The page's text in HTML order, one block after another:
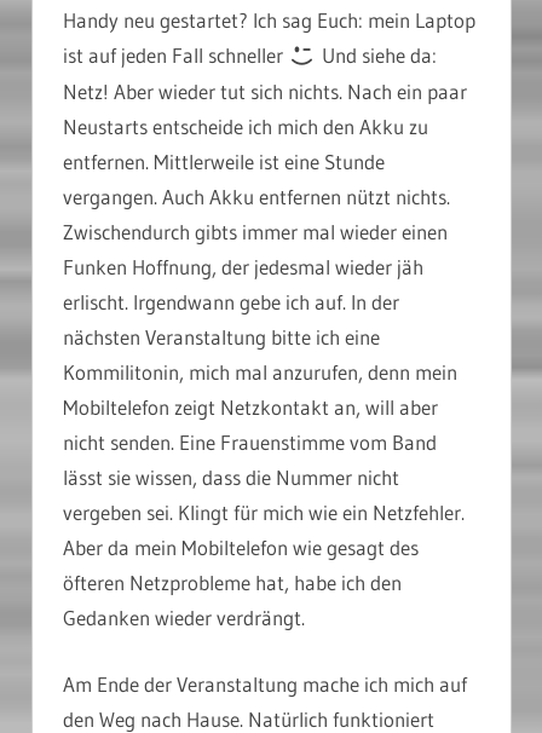
Handy neu gestartet? Ich sag Euch: mein Laptop
ist auf jeden Fall schneller
Und siehe da:
Netz! Aber wieder tut sich nichts. Nach ein paar
Neustarts entscheide ich mich den Akku zu
entfernen. Mittlerweile ist eine Stunde
vergangen. Auch Akku entfernen nützt nichts.
Zwischendurch gibts immer mal wieder einen
Funken Hoffnung, der jedesmal wieder jäh
erlischt. Irgendwann gebe ich auf. In der
nächsten Veranstaltung bitte ich eine
Kommilitonin, mich mal anzurufen, denn mein
Mobiltelefon zeigt Netzkontakt an, will aber
nicht senden. Eine Frauenstimme vom Band
lässt sie wissen, dass die Nummer nicht
vergeben sei. Klingt für mich wie ein Netzfehler.
Aber da mein Mobiltelefon wie gesagt des
öfteren Netzprobleme hat, habe ich den
Gedanken wieder verdrängt.
Am Ende der Veranstaltung mache ich mich auf
den Weg nach Hause. Natürlich funktioniert